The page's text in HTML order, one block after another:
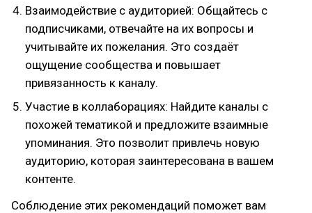
Взаимодействие с аудиторией: Общайтесь с
подписчиками, отвечайте на их вопросы и
учитывайте их пожелания. Это создаёт
ощущение сообщества и повышает
привязанность к каналу.
Участие в коллаборациях: Найдите каналы с
похожей тематикой и предложите взаимные
упоминания. Это позволит привлечь новую
аудиторию, которая заинтересована в вашем
контенте.
Соблюдение этих рекомендаций поможет вам